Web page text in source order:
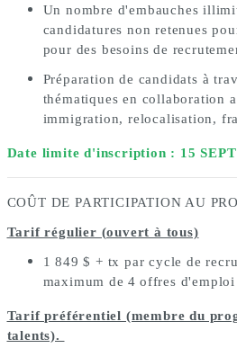
Un nombre d'embauches
candidatures non retenues
pour des besoins de
Préparation de candidats à
thématiques en collaboration
immigration, relocalisation,
Date limite d'inscription : 15
COÛT DE PARTICIPATION AU
Tarif régulier (ouvert à tous)
1 849 $ + tx par cycle de
maximum de 4 offres d'emploi
Tarif préférentiel (membre du
talents).